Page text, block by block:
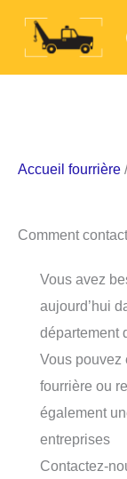
Accueil fourrière
Comment
Vous avez
aujourd’hui
département
Vous pouvez
fourrière ou
également
entreprises
Contactez-